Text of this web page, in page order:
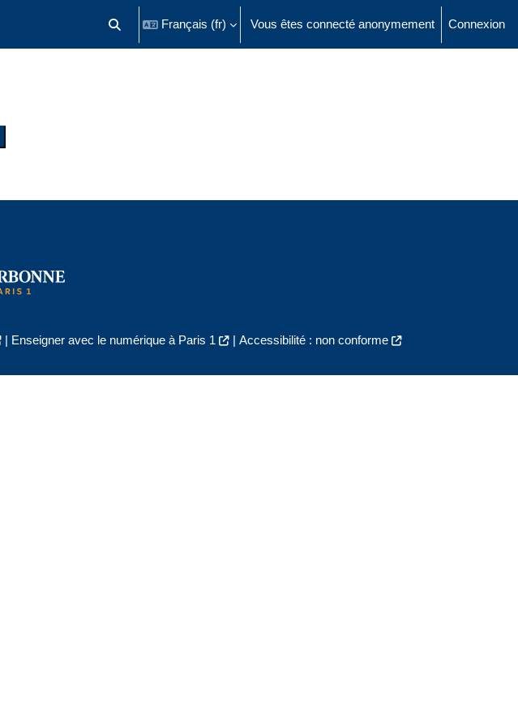
Activer/désactiver la saisie de recherche
Français ‎(fr)‎ Vous êtes connecté anonymement Connexion
| Enseigner avec le numérique à Paris 1 | Accessibilité : non conforme